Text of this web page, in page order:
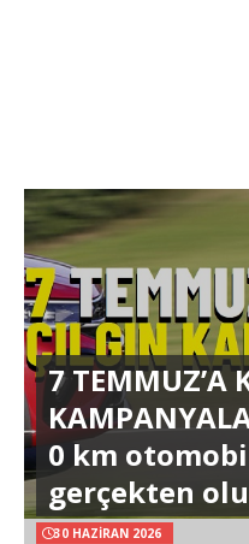
7 TEMMUZ’A
0 km
gerçekten
30 HAZIRAN 2026